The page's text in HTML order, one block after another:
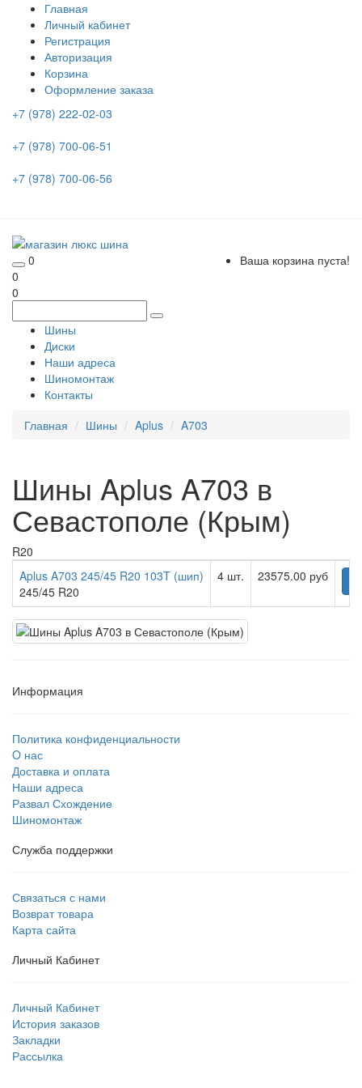
Главная
Личный кабинет
Регистрация
Авторизация
Корзина
Оформление заказа
+7 (978) 222-02-03
+7 (978) 700-06-51
+7 (978) 700-06-56
0
Ваша корзина пуста!
0
0
Шины
Диски
Наши адреса
Шиномонтаж
Контакты
Главная
Шины Aplus A703
Шины Aplus A703 в
Севастополе (Крым)
R20
Aplus A703 245/45 R20 103T (шип)
245/45 R20
4 шт. 23575.00 руб
Информация
Политика конфиденциальности
O нас
Доставка и оплата
Наши адреса
Развал Схождение
Шиномонтаж
Служба поддержки
Связаться с нами
Возврат товара
Карта сайта
Личный Кабинет
Личный Кабинет
История заказов
Закладки
Рассылка